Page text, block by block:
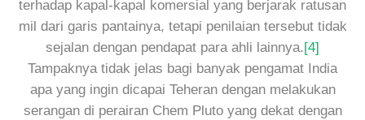
terhadap kapal-kapal komersial yang berjarak ratusan
mil dari garis pantainya, tetapi penilaian tersebut tidak
sejalan dengan pendapat para ahli lainnya. [4]
Tampaknya tidak jelas bagi banyak pengamat India
apa yang ingin dicapai Teheran dengan melakukan
serangan di perairan Chem Pluto yang dekat dengan